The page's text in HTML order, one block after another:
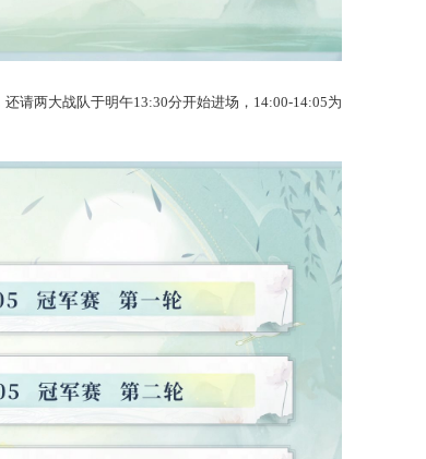
可荣登冠军宝座，还请两大战队于明午13:30分开始进